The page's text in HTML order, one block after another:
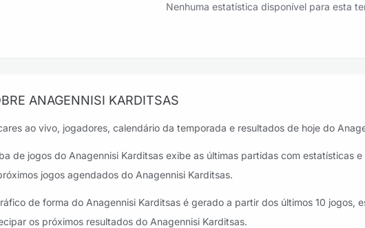
Nenhuma estatística disponível para esta
ANAGENNISI KARDITSAS
ao vivo, jogadores, calendário da temporada e resultados de hoje do
de jogos do Anagennisi Karditsas exibe as últimas partidas com estatísticas
jogos agendados do Anagennisi Karditsas.
de forma do Anagennisi Karditsas é gerado a partir dos últimos 10
os próximos resultados do Anagennisi Karditsas.